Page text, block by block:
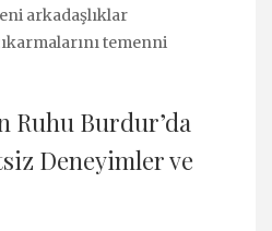
arkadaşlıklar
temenni
Ruhu Burdur’da
Deneyimler ve